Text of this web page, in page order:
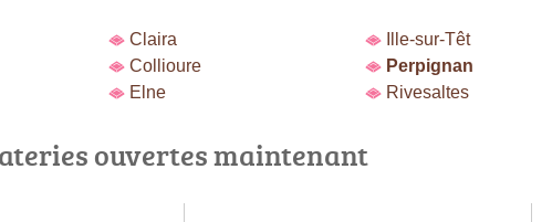
Claira
Collioure
Elne
Ille-sur-Têt
Perpignan
Rivesaltes
ouvertes maintenant